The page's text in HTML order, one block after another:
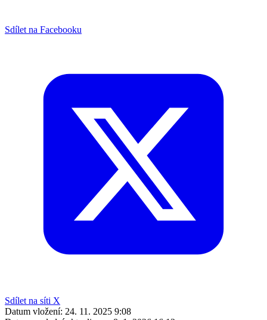
Sdílet na Facebooku
Sdílet na síti X
Datum vložení: 24. 11. 2025 9:08